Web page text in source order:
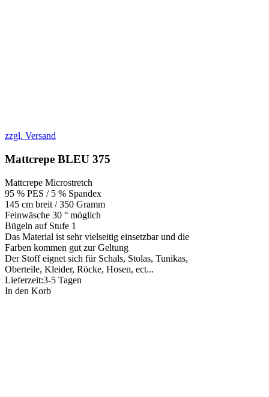
zzgl. Versand
Mattcrepe BLEU 375
Mattcrepe Microstretch
95 % PES / 5 % Spandex
145 cm breit / 350 Gramm
Feinwäsche 30 ° möglich
Bügeln auf Stufe 1
Das Material ist sehr vielseitig einsetzbar und die
Farben kommen gut zur Geltung
Der Stoff eignet sich für Schals, Stolas, Tunikas,
Oberteile, Kleider, Röcke, Hosen, ect...
Lieferzeit:3-5 Tagen
In den Korb